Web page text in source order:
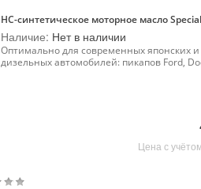
НС-синтетическое моторное масло
Наличие: Нет в наличии
Оптимально для современных японских
дизельных автомобилей: пикапов Ford,
Цена с